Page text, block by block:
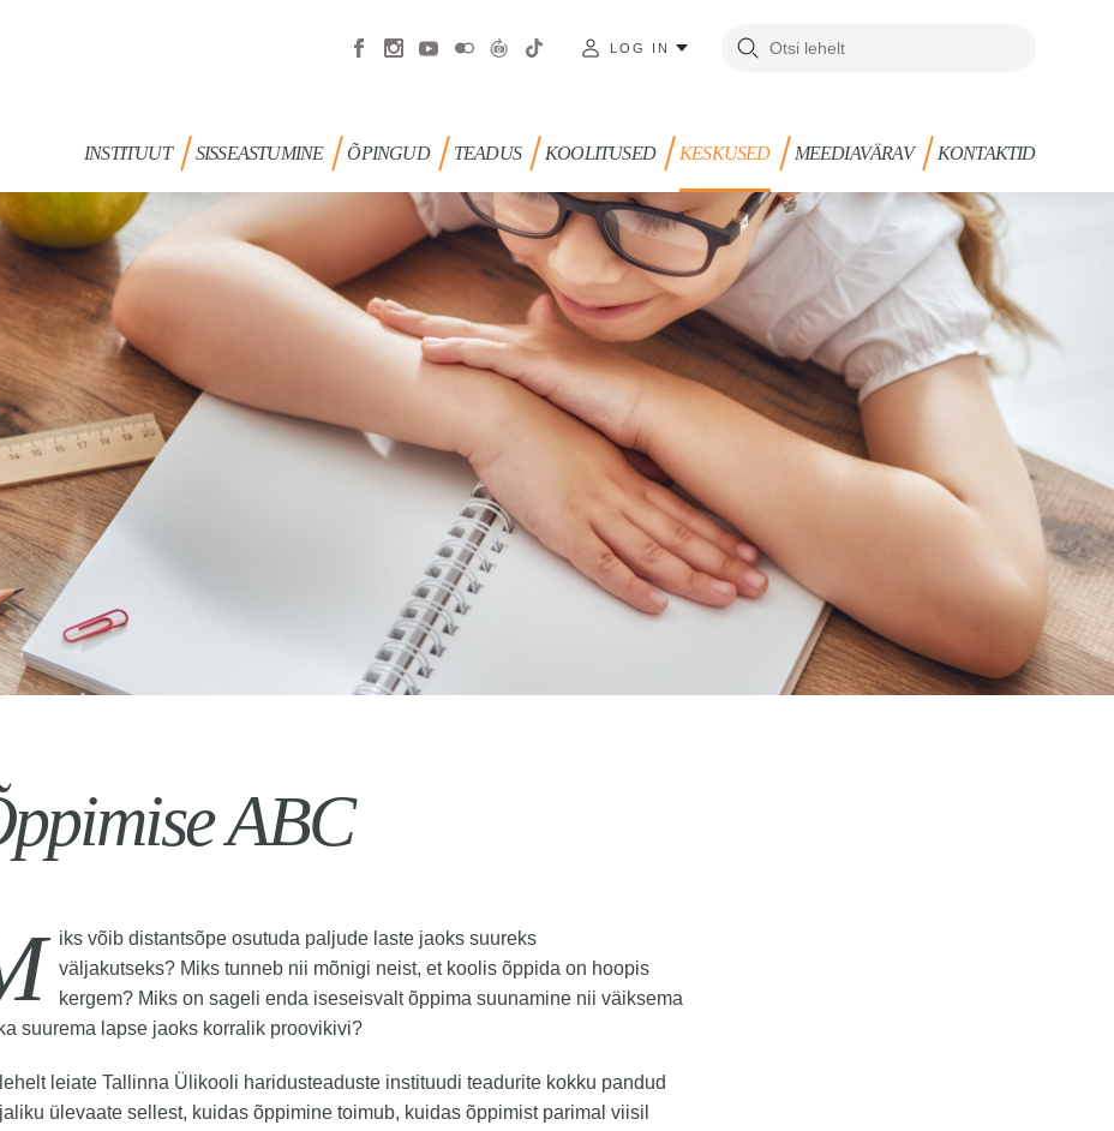
LOG IN
INSTITUUT SISSEASTUMINE ÕPINGUD TEADUS KOOLITUSED KESKUSED MEEDIAVÄRAV KONTAKTID
ABC
iks võib distantsõpe osutuda paljude laste jaoks suureks
väljakutseks? Miks tunneb nii mõnigi neist, et koolis õppida on hoopis
kergem? Miks on sageli enda iseseisvalt õppima suunamine nii väiksema
suurema lapse jaoks korralik proovikivi?
leiate Tallinna Ülikooli haridusteaduste instituudi teadurite kokku pandud
ülevaate sellest, kuidas õppimine toimub, kuidas õppimist parimal viisil